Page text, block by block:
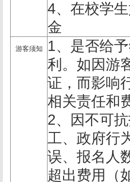
4、在校学
金
游客须知
1、是否给
利。如因游
证，而影响
相关责任和
2、因不可
工、政府行
误、报名人
超出费用（